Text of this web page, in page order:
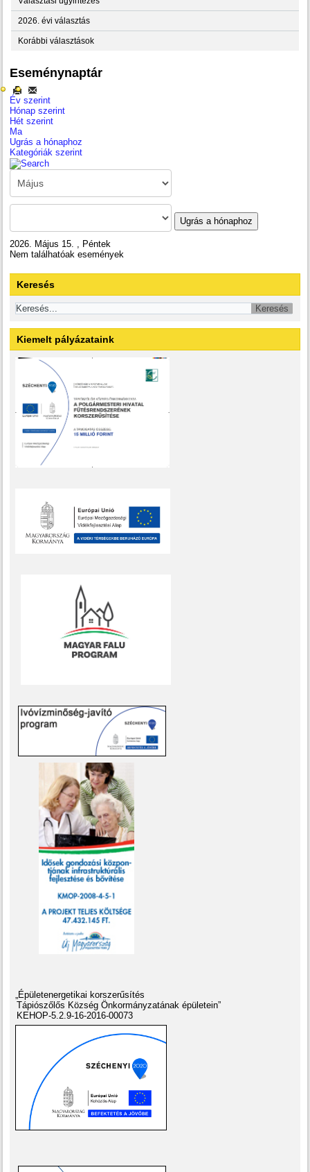
2026. évi választás
Korábbi választások
Eseménynaptár
Év szerint
Hónap szerint
Hét szerint
Ma
Ugrás a hónaphoz
Kategóriák szerint
Ugrás a hónaphoz
2026. Május 15. , Péntek
Nem találhatóak események
Keresés
Kiemelt pályázataink
„Épületenergetikai korszerűsítés
Tápiószőlős Község Önkormányzatának épületein”
KEHOP-5.2.9-16-2016-00073